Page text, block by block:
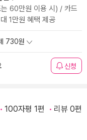
60만원 이용 시) / 카드
1만원 혜택 제공
730원
신청
100자평 1편 리뷰 0편